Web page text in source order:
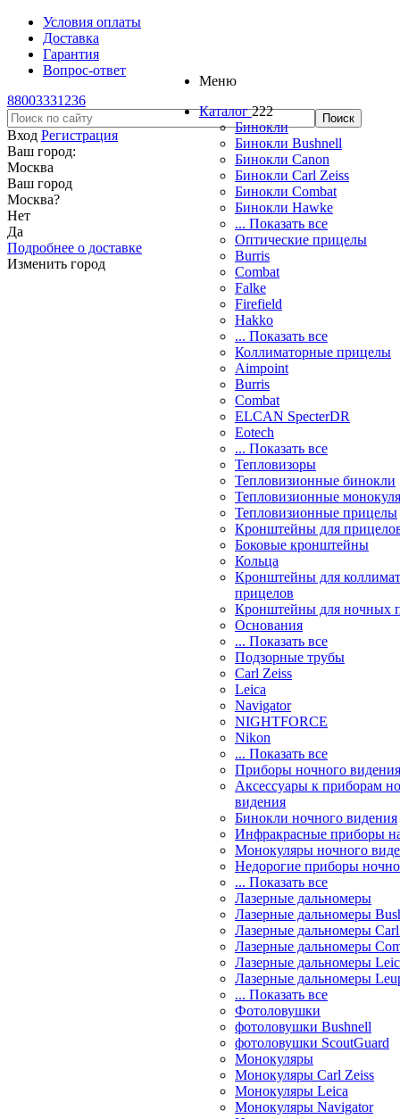
Условия оплаты
Доставка
Гарантия
Вопрос-ответ
88003331236
Вход Регистрация
Ваш город:
Москва
Ваш город
Москва?
Нет
Да
Подробнее о доставке
Изменить город
Меню
Каталог 222
Бинокли
Бинокли Bushnell
Бинокли Canon
Бинокли Carl Zeiss
Бинокли Combat
Бинокли Hawke
... Показать все
Оптические прицелы
Burris
Combat
Falke
Firefield
Hakko
... Показать все
Коллиматорные прицелы
Aimpoint
Burris
Combat
ELCAN SpecterDR
Eotech
... Показать все
Тепловизоры
Тепловизионные бинокли
Тепловизионные
Тепловизионные прицелы
Кронштейны для
Боковые кронштейны
Кольца
Кронштейны для
прицелов
Кронштейны для ночных
Основания
... Показать все
Подзорные трубы
Carl Zeiss
Leica
Navigator
NIGHTFORCE
Nikon
... Показать все
Приборы ночного видения
Аксессуары к приборам
видения
Бинокли ночного видения
Инфракрасные приборы
Монокуляры ночного
Недорогие приборы
... Показать все
Лазерные дальномеры
Лазерные дальномеры
Лазерные дальномеры
Лазерные дальномеры
Лазерные дальномеры
Лазерные дальномеры
... Показать все
Фотоловушки
фотоловушки Bushnell
фотоловушки ScoutGuard
Монокуляры
Монокуляры Carl Zeiss
Монокуляры Leica
Монокуляры Navigator